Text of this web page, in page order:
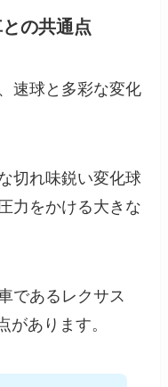
の共通点
速球と多彩な変化
切れ味鋭い変化球
力をかける大きな
であるレクサス
があります。